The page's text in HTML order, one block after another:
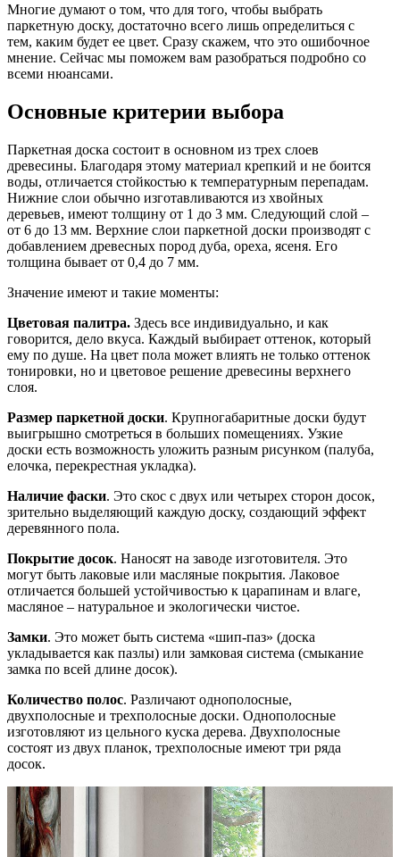
Многие думают о том, что для того, чтобы выбрать
паркетную доску, достаточно всего лишь определиться с
тем, каким будет ее цвет. Сразу скажем, что это ошибочное
мнение. Сейчас мы поможем вам разобраться подробно со
всеми нюансами.
Основные критерии выбора
Паркетная доска состоит в основном из трех слоев
древесины. Благодаря этому материал крепкий и не боится
воды, отличается стойкостью к температурным перепадам.
Нижние слои обычно изготавливаются из хвойных
деревьев, имеют толщину от 1 до 3 мм. Следующий слой –
от 6 до 13 мм. Верхние слои паркетной доски производят с
добавлением древесных пород дуба, ореха, ясеня. Его
толщина бывает от 0,4 до 7 мм.
Значение имеют и такие моменты:
Цветовая палитра. Здесь все индивидуально, и как
говорится, дело вкуса. Каждый выбирает оттенок, который
ему по душе. На цвет пола может влиять не только оттенок
тонировки, но и цветовое решение древесины верхнего
слоя.
Размер паркетной доски. Крупногабаритные доски будут
выигрышно смотреться в больших помещениях. Узкие
доски есть возможность уложить разным рисунком (палуба,
елочка, перекрестная укладка).
Наличие фаски. Это скос с двух или четырех сторон досок,
зрительно выделяющий каждую доску, создающий эффект
деревянного пола.
Покрытие досок. Наносят на заводе изготовителя. Это
могут быть лаковые или масляные покрытия. Лаковое
отличается большей устойчивостью к царапинам и влаге,
масляное – натуральное и экологически чистое.
Замки. Это может быть система «шип-паз» (доска
укладывается как пазлы) или замковая система (смыкание
замка по всей длине досок).
Количество полос. Различают однополосные,
двухполосные и трехполосные доски. Однополосные
изготовляют из цельного куска дерева. Двухполосные
состоят из двух планок, трехполосные имеют три ряда
досок.